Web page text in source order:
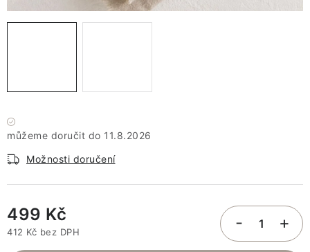
11.8.2026
Možnosti doručení
499 Kč
412 Kč bez DPH